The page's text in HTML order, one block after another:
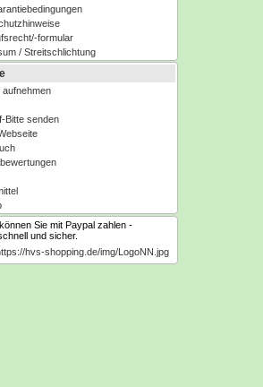
formular
/ Streitschlichtung
aufnehmen
Bitte senden
Sie mit Paypal zahlen -
und sicher.